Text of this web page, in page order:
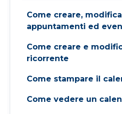
Come creare,
appuntamenti ed
Come creare e
ricorrente
Come stampare il
Come vedere un